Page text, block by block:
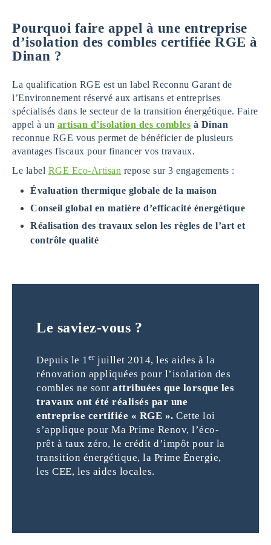
Pourquoi faire appel à une entreprise
d’isolation des combles certifiée RGE à
Dinan ?
La qualification RGE est un label Reconnu Garant de
l’Environnement réservé aux artisans et entreprises
spécialisés dans le secteur de la transition énergétique. Faire
appel à un artisan d’isolation des combles à Dinan
reconnue RGE vous permet de bénéficier de plusieurs
avantages fiscaux pour financer vos travaux.
Le label RGE Eco-Artisan repose sur 3 engagements :
Évaluation thermique globale de la maison
Conseil global en matière d’efficacité énergétique
Réalisation des travaux selon les règles de l’art et
contrôle qualité
Le saviez-vous ?
Depuis le 1erjuillet 2014, les aides à la
rénovation appliquées pour l’isolation des
combles ne sont attribuées que lorsque les
travaux ont été réalisés par une
entreprise certifiée « RGE ». Cette loi
s’applique pour Ma Prime Renov, l’éco-
prêt à taux zéro, le crédit d’impôt pour la
transition énergétique, la Prime Énergie,
les CEE, les aides locales.